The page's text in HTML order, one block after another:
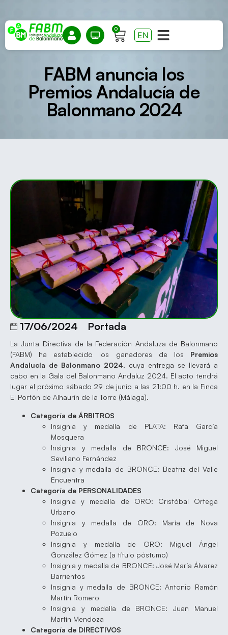
0
EN
FABM anuncia los
Premios Andalucía de
Balonmano 2024
17/06/2024 Portada
La Junta Directiva de la Federación Andaluza de Balonmano
(FABM) ha establecido los ganadores de los Premios
Andalucía de Balonmano 2024, cuya entrega se llevará a
cabo en la Gala del Balonmano Andaluz 2024. El acto tendrá
lugar el próximo sábado 29 de junio a las 21:00 h. en la Finca
El Portón de Alhaurín de la Torre (Málaga).
Categoría de ÁRBITROS
Insignia y medalla de PLATA: Rafa García
Mosquera
Insignia y medalla de BRONCE: José Miguel
Sevillano Fernández
Insignia y medalla de BRONCE: Beatriz del Valle
Encuentra
Categoría de PERSONALIDADES
Insignia y medalla de ORO: Cristóbal Ortega
Urbano
Insignia y medalla de ORO: María de Nova
Pozuelo
Insignia y medalla de ORO: Miguel Ángel
González Gómez (a título póstumo)
Insignia y medalla de BRONCE: José María Álvarez
Barrientos
Insignia y medalla de BRONCE: Antonio Ramón
Martín Romero
Insignia y medalla de BRONCE: Juan Manuel
Martín Mendoza
Categoría de DIRECTIVOS